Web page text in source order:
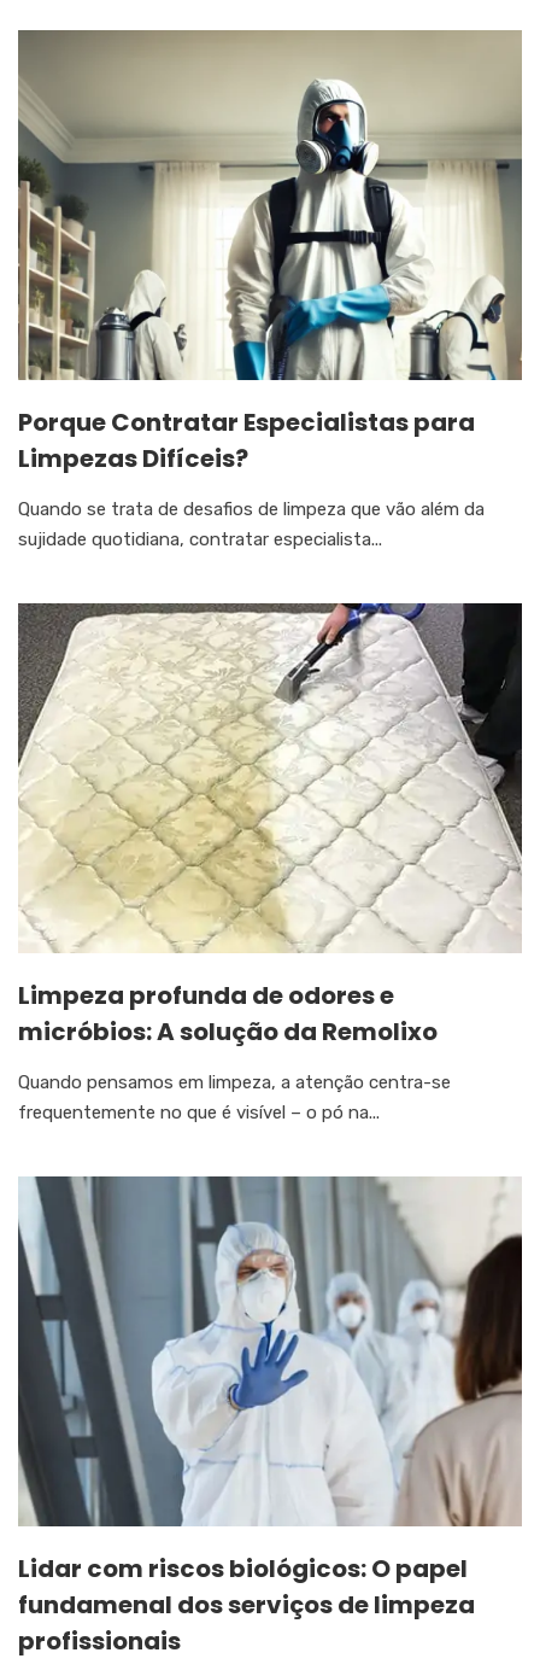
Porque Contratar Especialistas para
Limpezas Difíceis?
Quando se trata de desafios de limpeza que vão além da
sujidade quotidiana, contratar especialista...
Limpeza profunda de odores e
micróbios: A solução da Remolixo
Quando pensamos em limpeza, a atenção centra-se
frequentemente no que é visível – o pó na...
Lidar com riscos biológicos: O papel
fundamenal dos serviços de limpeza
profissionais